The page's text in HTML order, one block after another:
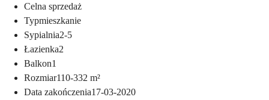
Celna sprzedaż
Typmieszkanie
Sypialnia2-5
Łazienka2
Balkon1
Rozmiar110-332 m²
Data zakończenia17-03-2020